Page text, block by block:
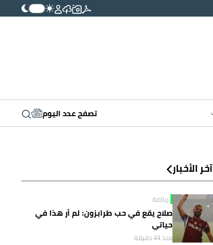
تصفح عدد اليوم
آخر الأخبار
رياضة
صلاح يقع في حب طرابزون: لم أر هذا في
حياتي
منذ 44 دقيقة